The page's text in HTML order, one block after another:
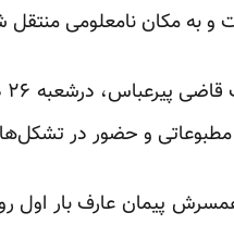
و به مکان نامعلومی
و حضور در